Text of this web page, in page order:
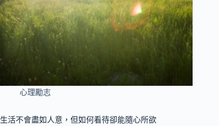
心理勵志
生活不會盡如人意，但如何看待卻能隨心所欲